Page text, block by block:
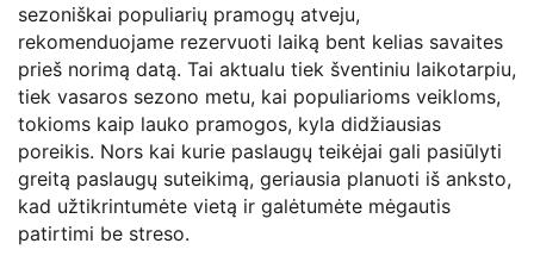
sezoniškai populiarių pramogų atveju,
rekomenduojame rezervuoti laiką bent kelias savaites
prieš norimą datą. Tai aktualu tiek šventiniu laikotarpiu,
tiek vasaros sezono metu, kai populiarioms veikloms,
tokioms kaip lauko pramogos, kyla didžiausias
poreikis. Nors kai kurie paslaugų teikėjai gali pasiūlyti
greitą paslaugų suteikimą, geriausia planuoti iš anksto,
kad užtikrintumėte vietą ir galėtumėte mėgautis
patirtimi be streso.